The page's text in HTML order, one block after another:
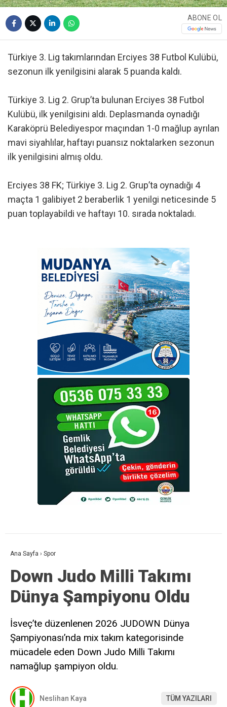
ABONE OL
Türkiye 3. Lig takımlarından Erciyes 38 Futbol Kulübü,
sezonun ilk yenilgisini alarak 5 puanda kaldı.
Türkiye 3. Lig 2. Grup’ta bulunan Erciyes 38 Futbol
Kulübü, ilk yenilgisini aldı. Deplasmanda oynadığı
Karaköprü Belediyespor maçından 1-0 mağlup ayrılan
mavi siyahlılar, haftayı puansız noktalarken sezonun
ilk yenilgisini almış oldu.
Erciyes 38 FK; Türkiye 3. Lig 2. Grup’ta oynadığı 4
maçta 1 galibiyet 2 beraberlik 1 yenilgi neticesinde 5
puan toplayabildi ve haftayı 10. sırada noktaladı.
Ana Sayfa › Spor
Down Judo Milli Takımı
Dünya Şampiyonu Oldu
İsveç’te düzenlenen 2026 JUDOWN Dünya
Şampiyonası’nda mix takım kategorisinde
mücadele eden Down Judo Milli Takımı
namağlup şampiyon oldu.
Neslihan Kaya TÜM YAZILARI